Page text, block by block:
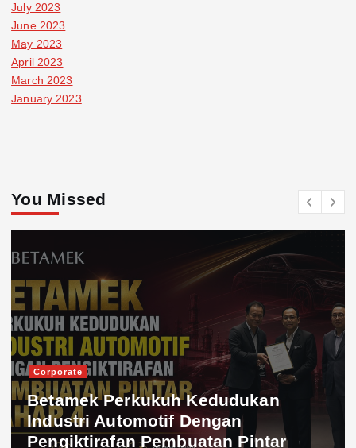
July 2023
June 2023
May 2023
April 2023
March 2023
January 2023
You Missed
Corporate
Betamek Perkukuh Kedudukan
Industri Automotif Dengan
Pengiktirafan Pembuatan Pintar